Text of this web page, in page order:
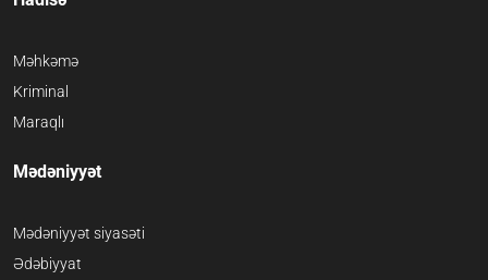
Məhkəmə
Kriminal
Maraqlı
Mədəniyyət
Mədəniyyət siyasəti
Ədəbiyyat